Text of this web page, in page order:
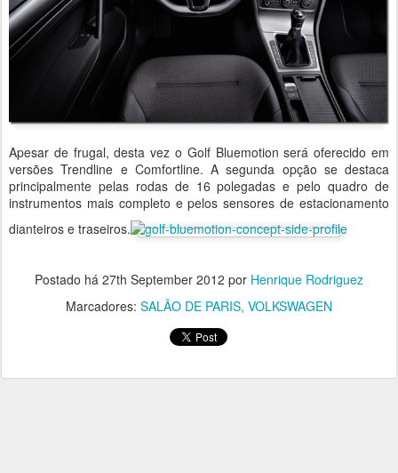
Apesar de frugal, desta vez o Golf Bluemotion será oferecido em
versões Trendline e Comfortline. A segunda opção se destaca
principalmente pelas rodas de 16 polegadas e pelo quadro de
instrumentos mais completo e pelos sensores de estacionamento
dianteiros e traseiros.
Postado há 27th September 2012 por Henrique Rodriguez
Marcadores: SALÃO DE PARIS VOLKSWAGEN